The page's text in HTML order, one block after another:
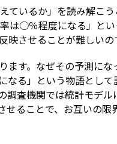
いるか」を読み解こ
は○％程度になる」と
させることが難しいの
す。なぜその予測に
る」という物語として
査機関では統計モデ
ることで、お互いの